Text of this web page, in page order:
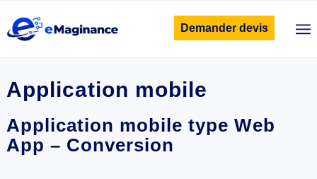
Demander devis
Application mobile
Application mobile type Web
App – Conversion